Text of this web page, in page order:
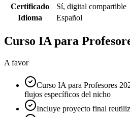
Certificado
Sí, digital compartible
Idioma
Español
Curso IA para
A favor
Curso IA para Profesores
flujos específicos del nicho
Incluye proyecto final